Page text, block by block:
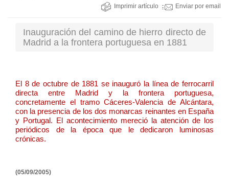
Imprimir artículo Enviar por email
Inauguración del camino de hierro directo de
Madrid a la frontera portuguesa en 1881
El 8 de octubre de 1881 se inauguró la línea de ferrocarril
directa entre Madrid y la frontera portuguesa,
concretamente el tramo Cáceres-Valencia de Alcántara,
con la presencia de los dos monarcas reinantes en España
y Portugal. El acontecimiento mereció la atención de los
periódicos de la época que le dedicaron luminosas
crónicas.
(05/09/2005)